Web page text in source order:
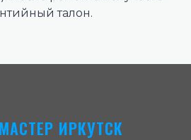
талон.
ИРКУТСК